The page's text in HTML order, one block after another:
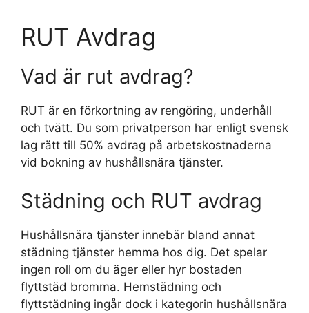
RUT Avdrag
Vad är rut avdrag?
RUT är en förkortning av rengöring, underhåll
och tvätt. Du som privatperson har enligt svensk
lag rätt till 50% avdrag på arbetskostnaderna
vid bokning av hushållsnära tjänster.
Städning och RUT avdrag
Hushållsnära tjänster innebär bland annat
städning tjänster hemma hos dig. Det spelar
ingen roll om du äger eller hyr bostaden
flyttstäd bromma. Hemstädning och
flyttstädning ingår dock i kategorin hushållsnära